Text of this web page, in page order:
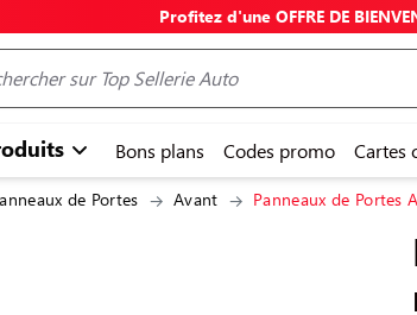
Profitez d'une OFFRE DE
Bons plans Codes promo Cartes
de Portes Avant Panneaux de Portes